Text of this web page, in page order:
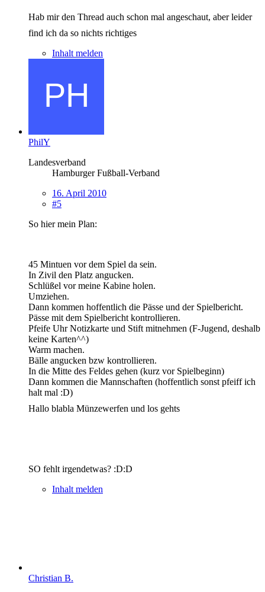
Hab mir den Thread auch schon mal angeschaut, aber leider
find ich da so nichts richtiges
Inhalt melden
PhilY
Landesverband
Hamburger Fußball-Verband
16. April 2010
#5
So hier mein Plan:
45 Mintuen vor dem Spiel da sein.
In Zivil den Platz angucken.
Schlüßel vor meine Kabine holen.
Umziehen.
Dann kommen hoffentlich die Pässe und der Spielbericht.
Pässe mit dem Spielbericht kontrollieren.
Pfeife Uhr Notizkarte und Stift mitnehmen (F-Jugend, deshalb
keine Karten^^)
Warm machen.
Bälle angucken bzw kontrollieren.
In die Mitte des Feldes gehen (kurz vor Spielbeginn)
Dann kommen die Mannschaften (hoffentlich sonst pfeiff ich
halt mal :D)
Hallo blabla Münzewerfen und los gehts
SO fehlt irgendetwas? :D:D
Inhalt melden
Christian B.